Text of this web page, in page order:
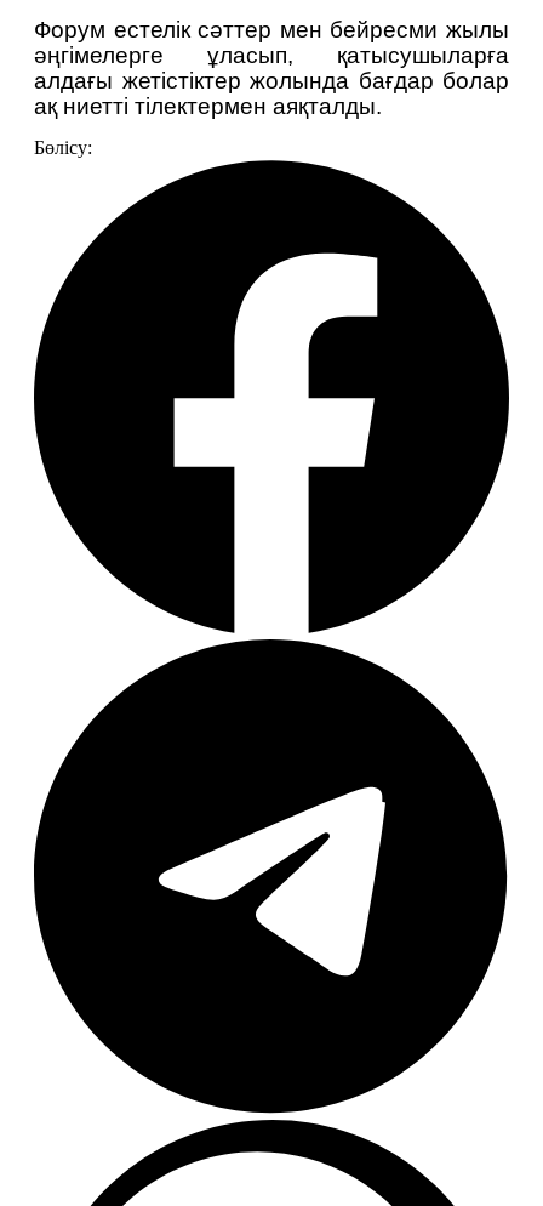
Форум естелік сәттер мен бейресми жылы
әңгімелерге ұласып, қатысушыларға
алдағы жетістіктер жолында бағдар болар
ақ ниетті тілектермен аяқталды.
Бөлісу: